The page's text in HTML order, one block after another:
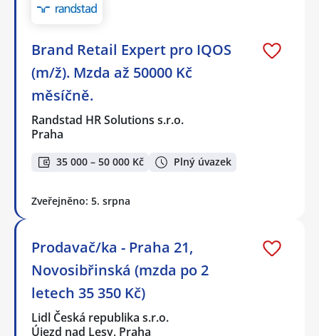
Brand Retail Expert pro IQOS
(m/ž). Mzda až 50000 Kč
měsíčně.
Randstad HR Solutions s.r.o.
Praha
35 000 – 50 000 Kč Plný úvazek
Zveřejněno: 5. srpna
Prodavač/ka - Praha 21,
Novosibřinská (mzda po 2
letech 35 350 Kč)
Lidl Česká republika s.r.o.
Újezd nad Lesy, Praha